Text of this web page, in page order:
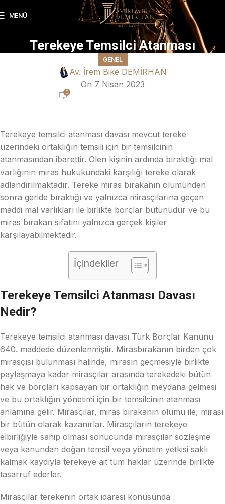
MENÜ
Terekeye Temsilci Atanması
GENEL
Av. İrem Bike DEMİRHAN
On 7 Nisan 2023
0
Terekeye temsilci atanması davası mevcut tereke
üzerindeki ortaklığın temsili için bir temsilcinin
atanmasından ibarettir. Ölen kişinin ardında bıraktığı mal
varlığının miras hukukundaki karşılığı tereke olarak
adlandırılmaktadır. Tereke miras bırakanın ölümünden
sonra geride bıraktığı ve yalnızca mirasçılarına geçen
maddi mal varlıkları ile birlikte borçlar bütünüdür ve bu
miras bırakan sıfatını yalnızca gerçek kişiler
karşılayabilmektedir.
İçindekiler
Terekeye Temsilci Atanması Davası
Nedir?
Terekeye temsilci atanması davası Türk Borçlar Kanunu
640. maddede düzenlenmiştir. Mirasbırakanın birden çok
mirasçısı bulunması halinde, mirasın geçmesiyle birlikte
paylaşmaya kadar mirasçılar arasında terekedeki bütün
hak ve borçları kapsayan bir ortaklığın meydana gelmesi
ve bu ortaklığın yönetimi için bir temsilcinin atanması
anlamına gelir. Mirasçılar, miras bırakanın ölümü ile, mirası
bir bütün olarak kazanırlar. Mirasçıların terekeye
elbirliğiyle sahip olması sonucunda mirasçılar sözleşme
veya kanundan doğan temsil veya yönetim yetkisi saklı
kalmak kaydıyla terekeye ait tüm haklar üzerinde birlikte
tasarruf ederler.
Mirasçılar terekenin ortak idaresi konusunda